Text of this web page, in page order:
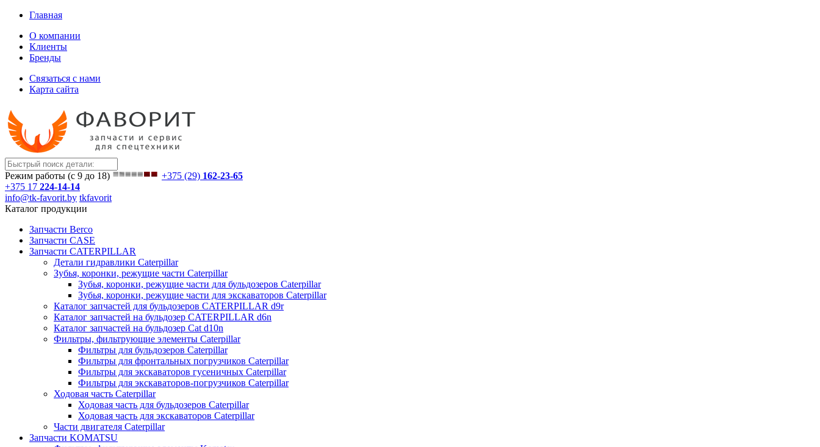
Главная
О компании
Клиенты
Бренды
Связаться с нами
Карта сайта
Режим работы (с 9 до 18) +375 (29) 162-23-65
+375 17 224-14-14
info@tk-favorit.by tkfavorit
Каталог продукции
Запчасти Berco
Запчасти CASE
Запчасти CATERPILLAR
Детали гидравлики Caterpillar
Зубья, коронки, режущие части Caterpillar
Зубья, коронки, режущие части для бульдозеров Caterpillar
Зубья, коронки, режущие части для экскаваторов Caterpillar
Каталог запчастей для бульдозеров CATERPILLAR d9r
Каталог запчастей на бульдозер CATERPILLAR d6n
Каталог запчастей на бульдозер Сat d10n
Фильтры, фильтрующие элементы Caterpillar
Фильтры для бульдозеров Caterpillar
Фильтры для фронтальных погрузчиков Caterpillar
Фильтры для экскаваторов гусеничных Caterpillar
Фильтры для экскаваторов-погрузчиков Caterpillar
Ходовая часть Caterpillar
Ходовая часть для бульдозеров Caterpillar
Ходовая часть для экскаваторов Caterpillar
Части двигателя Caterpillar
Запчасти KOMATSU